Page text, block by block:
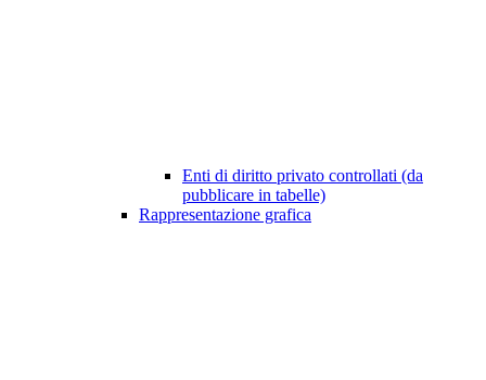
Enti di diritto privato controllati (da
pubblicare in tabelle)
Rappresentazione grafica